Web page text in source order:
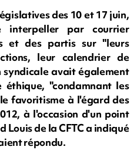
des 10 et 17 juin,
interpeller par courrier
et des partis sur "leurs
leur calendrier de
syndicale avait également
"condamnant les
favoritisme à l'égard des
à l'occasion d'un point
Louis de la CFTC a indiqué
répondu.